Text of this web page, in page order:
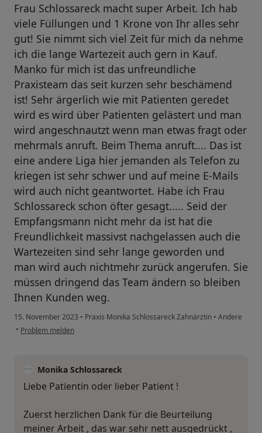
Frau Schlossareck macht super Arbeit. Ich hab
viele Füllungen und 1 Krone von Ihr alles sehr
gut! Sie nimmt sich viel Zeit für mich da nehme
ich die lange Wartezeit auch gern in Kauf.
Manko für mich ist das unfreundliche
Praxisteam das seit kurzen sehr beschämend
ist! Sehr ärgerlich wie mit Patienten geredet
wird es wird über Patienten gelästert und man
wird angeschnautzt wenn man etwas fragt oder
mehrmals anruft. Beim Thema anruft.... Das ist
eine andere Liga hier jemanden als Telefon zu
kriegen ist sehr schwer und auf meine E-Mails
wird auch nicht geantwortet. Habe ich Frau
Schlossareck schon öfter gesagt..... Seid der
Empfangsmann nicht mehr da ist hat die
Freundlichkeit massivst nachgelassen auch die
Wartezeiten sind sehr lange geworden und
man wird auch nichtmehr zurück angerufen. Sie
müssen dringend das Team ändern so bleiben
Ihnen Kunden weg.
15. November 2023 • Praxis Monika Schlossareck Zahnärztin • Andere
• Problem melden
Monika Schlossareck
Liebe Patientin oder lieber Patient !
Zuerst herzlichen Dank für die Beurteilung
meiner Arbeit , das war sehr nett ausgedrückt ,